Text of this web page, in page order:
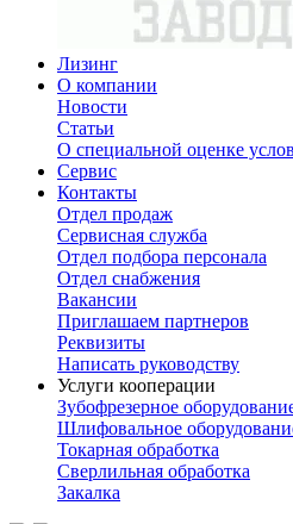
Лизинг
О компании
Новости
Статьи
О специальной оценке
Сервис
Контакты
Отдел продаж
Сервисная служба
Отдел подбора персонала
Отдел снабжения
Вакансии
Приглашаем партнеров
Реквизиты
Написать руководству
Услуги кооперации
Зубофрезерное
Шлифовальное
Токарная обработка
Cверлильная обработка
Закалка